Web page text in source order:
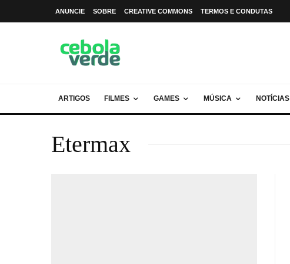
ANUNCIE SOBRE CREATIVE COMMONS TERMOS E CONDUTAS
ARTIGOS FILMES GAMES MÚSICA NOTÍCIAS
Etermax